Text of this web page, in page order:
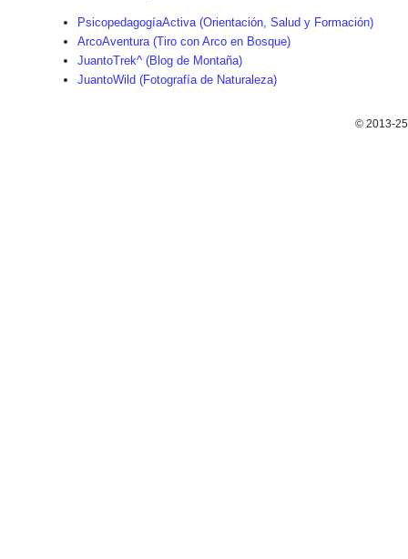
PsicopedagogíaActiva (Orientación, Salud y Formación)
ArcoAventura (Tiro con Arco en Bosque)
JuantoTrek^ (Blog de Montaña)
JuantoWild (Fotografía de Naturaleza)
© 2013-